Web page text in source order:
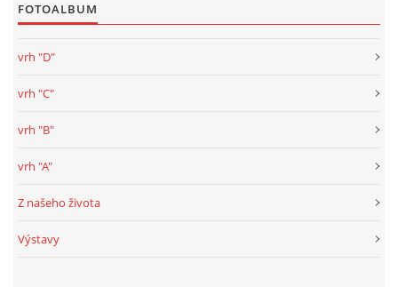
FOTOALBUM
vrh "D"
vrh "C"
vrh "B"
vrh "A"
Z našeho života
Výstavy